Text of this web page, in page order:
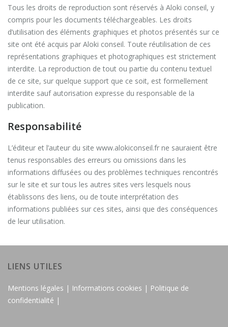
Tous les droits de reproduction sont réservés à Aloki conseil, y
compris pour les documents téléchargeables. Les droits
d’utilisation des éléments graphiques et photos présentés sur ce
site ont été acquis par Aloki conseil. Toute réutilisation de ces
représentations graphiques et photographiques est strictement
interdite. La reproduction de tout ou partie du contenu textuel
de ce site, sur quelque support que ce soit, est formellement
interdite sauf autorisation expresse du responsable de la
publication.
Responsabilité
L’éditeur et l’auteur du site www.alokiconseil.fr ne sauraient être
tenus responsables des erreurs ou omissions dans les
informations diffusées ou des problèmes techniques rencontrés
sur le site et sur tous les autres sites vers lesquels nous
établissons des liens, ou de toute interprétation des
informations publiées sur ces sites, ainsi que des conséquences
de leur utilisation.
LIENS UTILES
Mentions légales | Informations cookies | Politique de
confidentialité |